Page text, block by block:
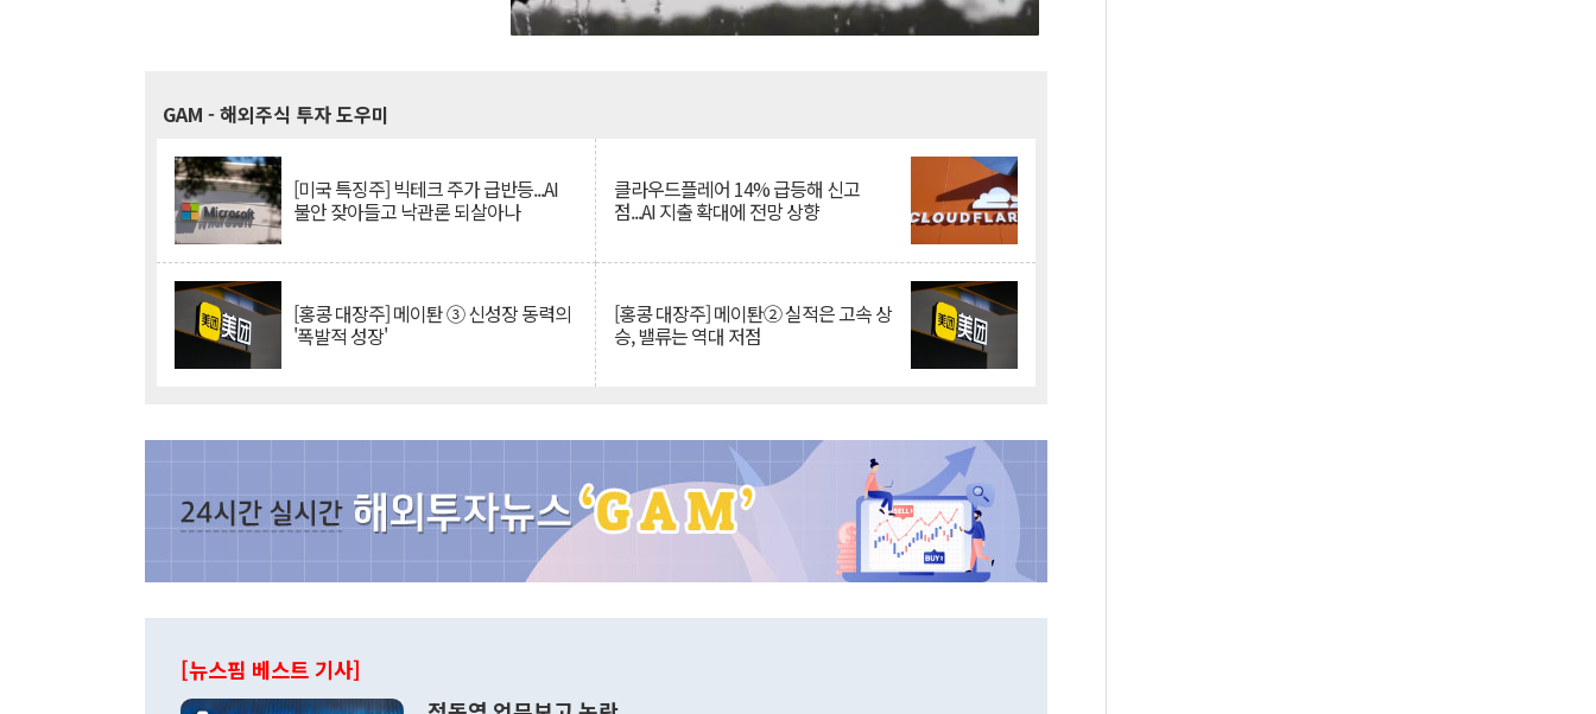
GAM - 해외주식 투자 도우미
[미국 특징주] 빅테크 주가 급반등...AI
불안 잦아들고 낙관론 되살아나
클라우드플레어 14% 급등해 신고
점...AI 지출 확대에 전망 상향
[홍콩 대장주] 메이퇀 ③ 신성장 동력의
'폭발적 성장'
[홍콩 대장주] 메이퇀② 실적은 고속 상
승, 밸류는 역대 저점
[뉴스핌 베스트 기사]